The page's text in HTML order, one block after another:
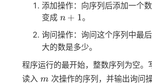
添加操作：向序列后添加一个
变成 n+1
n + 1。
询问操作：询问这个序列中最后
大的数是多少。
程序运行的最开始，整数序列为空。
读入 m
m 次操作的序列，并输出询问